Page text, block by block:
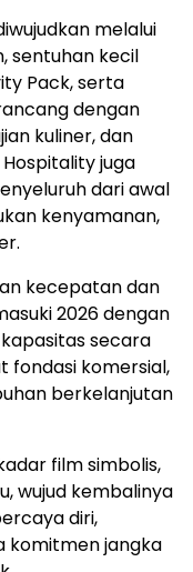
melalui
sentuhan kecil
Pack, serta
dengan
kuliner, dan
juga
dari awal
kenyamanan,
kecepatan dan
2026 dengan
secara
fondasi komersial,
berkelanjutan
film simbolis,
wujud kembalinya
diri,
komitmen jangka